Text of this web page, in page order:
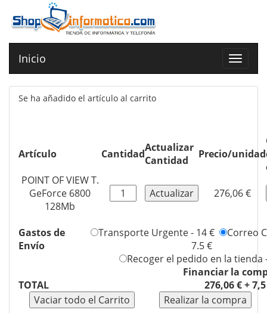
Toggle
Inicio
Se ha añadido el artículo al carrito
Artículo CantidadActualizar
Cantidad
Precio/unidad
POINT OF VIEW T.
GeForce 6800
128Mb
276,06 €
Gastos de
Envío
Transporte Urgente - 14 €
Correo
7.5 €
Recoger el pedido en la tienda
Financiar la
TOTAL
276,06 € +